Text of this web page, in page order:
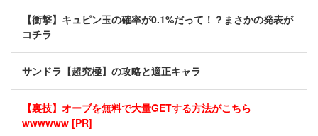
【衝撃】キュピン玉の確率が0.1%だって！？まさかの発表が
コチラ
サンドラ【超究極】の攻略と適正キャラ
【裏技】オーブを無料で大量GETする方法がこちら
wwwwww [PR]